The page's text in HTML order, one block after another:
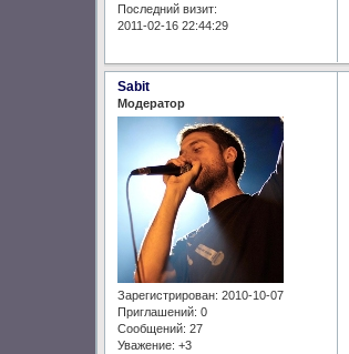
Последний визит:
2011-02-16 22:44:29
Sabit
Модератор
Зарегистрирован: 2010-10-07
Приглашений: 0
Сообщений: 27
Уважение: +3